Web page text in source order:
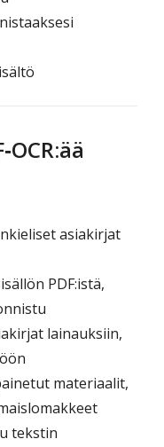
asiakirjat
PDF:istä,
lainauksiin,
materiaalit,
tekstin